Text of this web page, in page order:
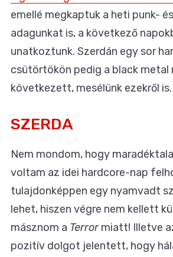
emellé megkaptuk a heti punk-
adagunkat is, a következő
unatkoztunk. Szerdán egy sor
csütörtökön pedig a black metal
következett, mesélünk ezekről is.
SZERDA
Nem mondom, hogy
voltam az idei hardcore-nap
tulajdonképpen egy nyamvadt
lehet, hiszen végre nem kellett
másznom a Terrormiatt! Illetve
pozitív dolgot jelentett, hogy